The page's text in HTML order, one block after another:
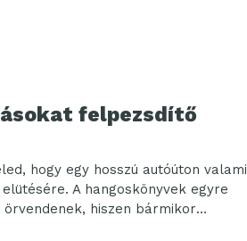
felpezsdítő
hogy egy hosszú autóúton valami
A hangoskönyvek egyre
hiszen bármikor